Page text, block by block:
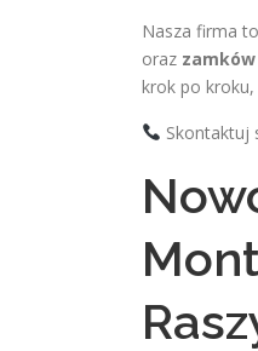
Nasza firma
oraz zamków
krok po kroku,
Skontaktuj